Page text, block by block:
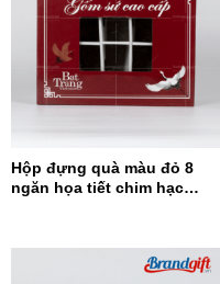
Hộp đựng quà màu đỏ 8
ngăn họa tiết chim hạc